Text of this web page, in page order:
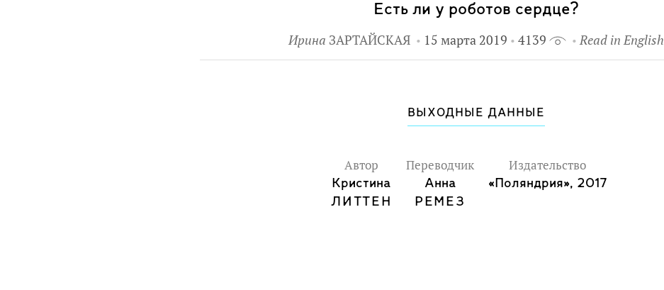
Есть ли у роботов сердце?
Ирина ЗАРТАЙСКАЯ 15 марта 2019 4139 Read in English
ВЫХОДНЫЕ ДАННЫЕ
Автор
Кристина
ЛИТТЕН
Переводчик
Анна
РЕМЕЗ
Издательство
«Поляндрия», 2017